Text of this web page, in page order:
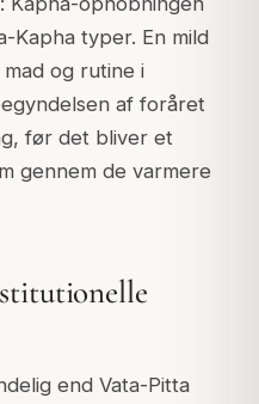
Kapha typer. En mild
og rutine i
af foråret
før det bliver et
gennem de varmere
end Vata-Pitta